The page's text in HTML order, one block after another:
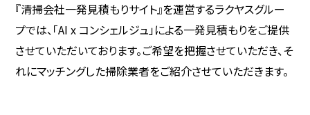
『清掃会社一発見積もりサイト』を運営するラクヤスグルー
プでは、「AI x コンシェルジュ」による一発見積もりをご提供
させていただいております。ご希望を把握させていただき、そ
れにマッチングした掃除業者をご紹介させていただきます。